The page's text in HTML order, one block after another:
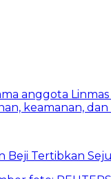
Beji Tertibkan